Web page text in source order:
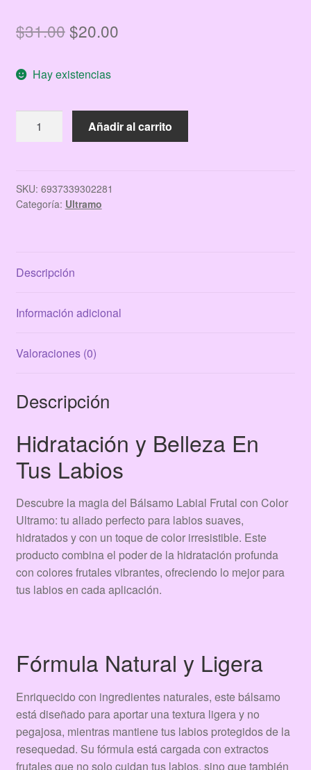
$31.00El
original
era:
$31.00.
$20.00El
es:
$20.00.
Hay existencias
LABIAL
COLOR
ULTRAMO
Añadir al carrito
SKU: 6937339302281
Categoría: Ultramo
Descripción
Información adicional
Valoraciones (0)
Descripción
Hidratación y Belleza En
Tus Labios
Descubre la magia del Bálsamo Labial Frutal con Color
Ultramo: tu aliado perfecto para labios suaves,
hidratados y con un toque de color irresistible. Este
producto combina el poder de la hidratación profunda
con colores frutales vibrantes, ofreciendo lo mejor para
tus labios en cada aplicación.
Fórmula Natural y Ligera
Enriquecido con ingredientes naturales, este bálsamo
está diseñado para aportar una textura ligera y no
pegajosa, mientras mantiene tus labios protegidos de la
resequedad. Su fórmula está cargada con extractos
frutales que no solo cuidan tus labios, sino que también